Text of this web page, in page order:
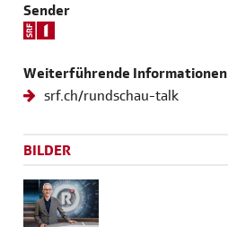
Sender
Weiterführende Informationen
srf.ch/rundschau-talk
BILDER